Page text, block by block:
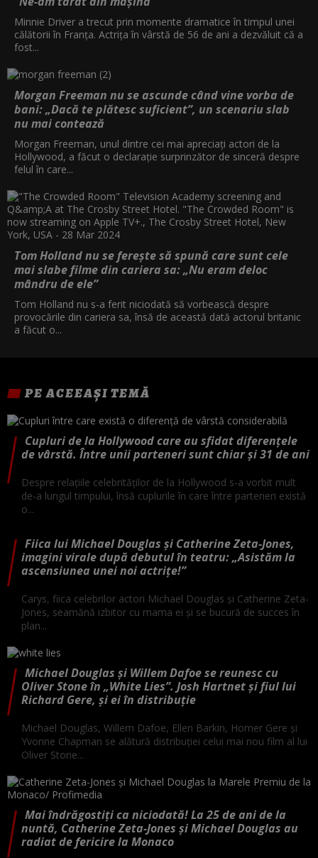
Minnie Driver a trecut prin momente dramatice în timpul unei
călătorii în Franța. Actrița în vârstă de 56 de ani a dezvăluit că a
fost...
Morgan Freeman nu se ascunde când vine vorba de
bani: „Dacă te plătesc suficient”, un scenariu slab
nu mai contează
Morgan Freeman, unul dintre cei mai apreciați actori de la
Hollywood, a făcut o declarație surprinzător de sinceră despre
felul în care...
Tom Holland nu se ferește să spună care sunt cele
mai slabe filme din cariera sa: „Nu eram deloc
mândru de ele”
Tom Holland nu s-a ferit niciodată să vorbească despre
provocările din cariera sa, însă de această dată actorul britanic
a făcut o...
PE ACEEAȘI TEMĂ
Cupluri de la Hollywood care au sfidat diferențele
de vârstă. Între unii parteneri sunt chiar și 31 de ani
Despre relațiile celebrităților de la Hollywood s-a vorbit mult
de-a lungul timpului, însă cuplurile în care între parteneri există
o...
Fiica lui Michael Douglas și Catherine Zeta-Jones,
imagini virale după debutul în teatru: „Asistăm la
ascensiunea unei noi actrițe!”
Carys, fiica celebrilor actori Michael Douglas și Catherine Zeta-
Jones, seamănă izbitor cu mama ei și se bucură de succes în
plan...
Michael Douglas și Willem Dafoe se reunesc cu
Oliver Stone în „White Lies”. Josh Hartnet și fiul lui
Richard Gere, și ei în distribuție
Michael Douglas, Willem Dafoe, Ellen Barkin, Homer Gere și
Yvonne Chapman se alătură distribuției celui mai nou film al lui
Oliver Stone...
Mai îndrăgostiți ca niciodată! La 25 de ani de la
nuntă, Catherine Zeta-Jones și Michael Douglas au
radiat de fericire la Monaco